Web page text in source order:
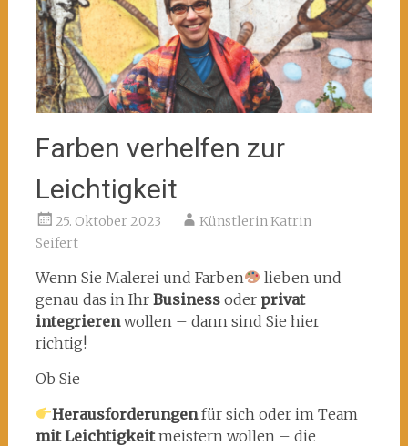
Farben verhelfen zur
Leichtigkeit
25. Oktober 2023
Künstlerin Katrin
Seifert
Wenn Sie Malerei und Farben
lieben und
genau das in Ihr Business oderprivat
integrierenwollen – dann sind Sie hier
richtig!
Ob Sie
Herausforderungenfür sich oder im Team
mit Leichtigkeitmeistern wollen – die